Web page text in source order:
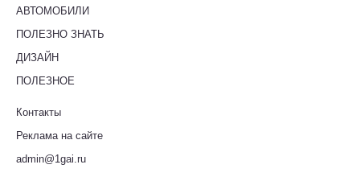
АВТОМОБИЛИ
ПОЛЕЗНО ЗНАТЬ
ДИЗАЙН
ПОЛЕЗНОЕ
Контакты
Реклама на сайте
admin@1gai.ru